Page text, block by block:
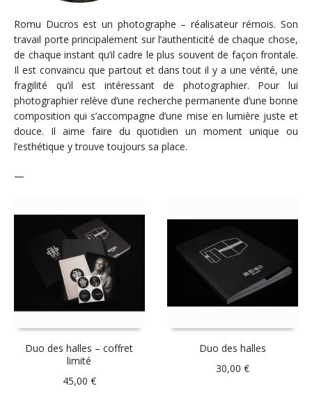
Romu Ducros est un photographe – réalisateur rémois. Son
travail porte principalement sur l’authenticité de chaque chose,
de chaque instant qu’il cadre le plus souvent de façon frontale.
Il est convaincu que partout et dans tout il y a une vérité, une
fragilité qu’il est intéressant de photographier. Pour lui
photographier relève d’une recherche permanente d’une bonne
composition qui s’accompagne d’une mise en lumière juste et
douce. Il aime faire du quotidien un moment unique ou
l’esthétique y trouve toujours sa place.
—
Duo des halles – coffret
limité
45,00 €
Duo des halles
30,00€